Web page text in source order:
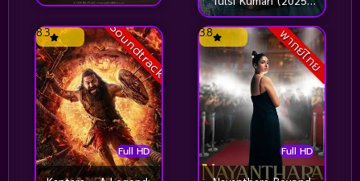
(16)
Youth (7)
Zombie (7)
การตัดสินใจที่ยากลำบาก (1)
การทดลองทางวิทยาศาสตร์(1)
ถ่านไฟเก่าจุดรักใหม่
Soundtrack
Full HD
8.3 พากย์ไทย
Full HD
3.8